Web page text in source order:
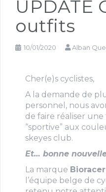
UPDATE
outfits
10/01/2020 Alban
Cher(e)s cyclistes,
A la demande de
personnel, nous
de faire réaliser
“sportive” aux
skeyes club.
Et… bonne
La marque Bioracer
l’équipe belge de